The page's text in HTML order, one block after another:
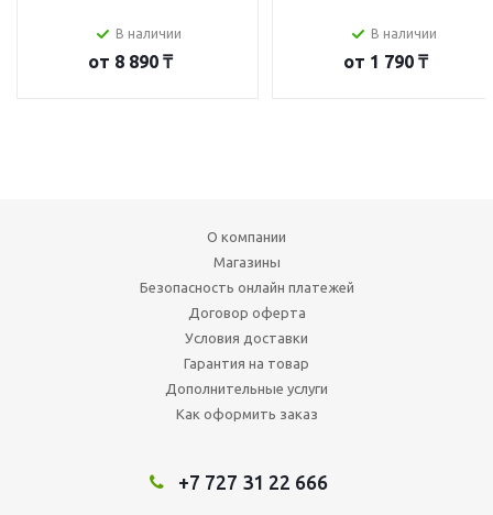
В наличии
от 8 890 ₸
В наличии
от 1 790 ₸
О компании
Магазины
Безопасность онлайн платежей
Договор оферта
Условия доставки
Гарантия на товар
Дополнительные услуги
Как оформить заказ
+7 727 31 22 666